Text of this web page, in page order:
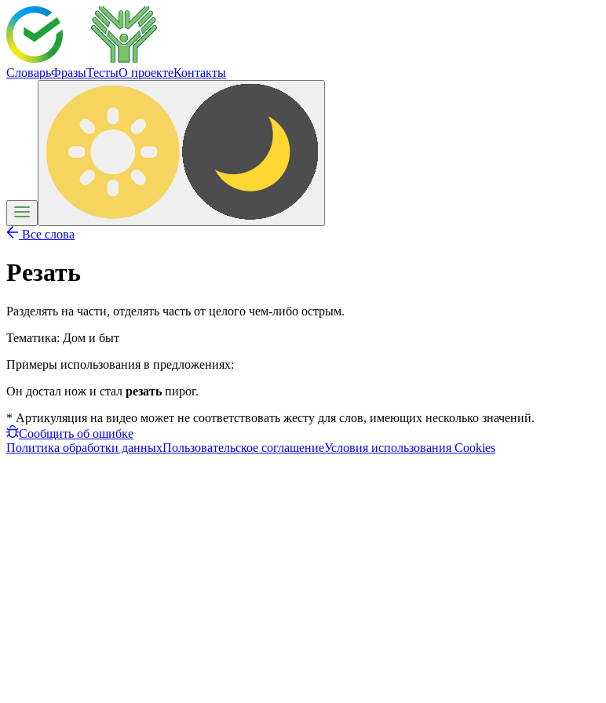
СловарьФразыТестыО проектеКонтакты
Все слова
Резать
Разделять на части, отделять часть от целого чем-либо острым.
Тематика: Дом и быт
Примеры использования в предложениях:
Он достал нож и стал резать пирог.
* Артикуляция на видео может не соответствовать жесту для слов, имеющих несколько значений.
Сообщить об ошибке
Политика обработки данныхПользовательское соглашениеУсловия использования Cookies